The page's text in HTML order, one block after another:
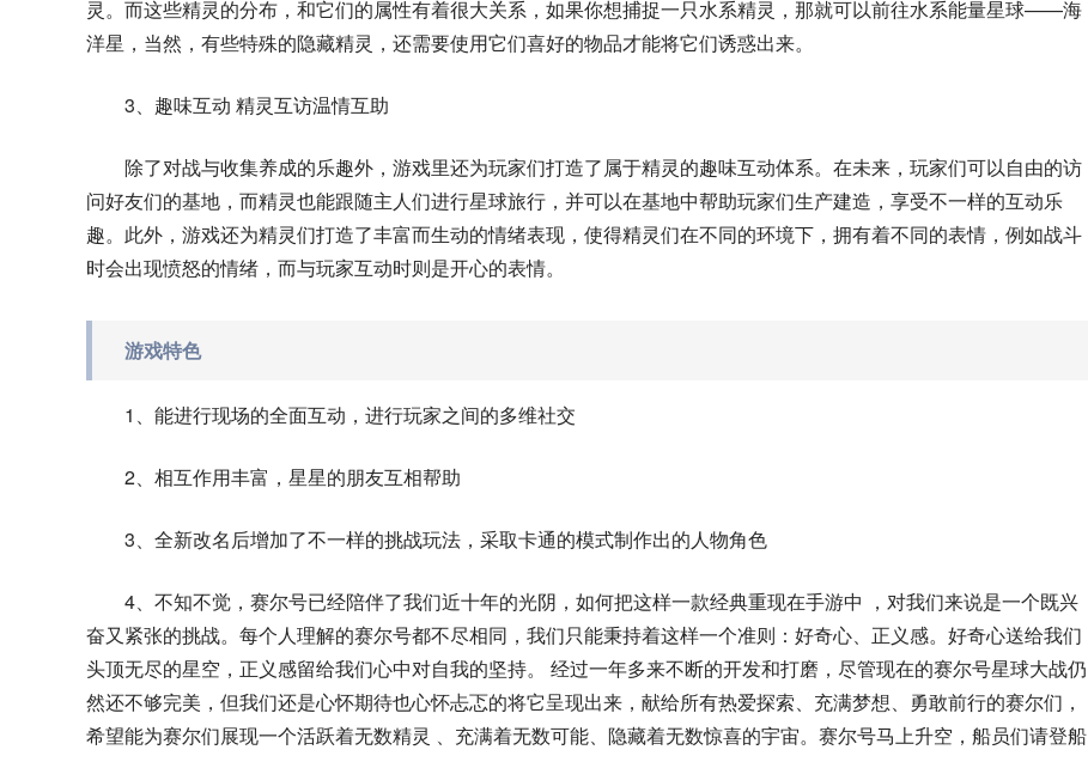
灵。而这些精灵的分布，和它们的属性有着很大关系，如果你想捕捉一只水系精灵，那就可以前往水系能量星球——海
洋星，当然，有些特殊的隐藏精灵，还需要使用它们喜好的物品才能将它们诱惑出来。
3、趣味互动 精灵互访温情互助
除了对战与收集养成的乐趣外，游戏里还为玩家们打造了属于精灵的趣味互动体系。在未来，玩家们可以自由的访
问好友们的基地，而精灵也能跟随主人们进行星球旅行，并可以在基地中帮助玩家们生产建造，享受不一样的互动乐
趣。此外，游戏还为精灵们打造了丰富而生动的情绪表现，使得精灵们在不同的环境下，拥有着不同的表情，例如战斗
时会出现愤怒的情绪，而与玩家互动时则是开心的表情。
游戏特色
1、能进行现场的全面互动，进行玩家之间的多维社交
2、相互作用丰富，星星的朋友互相帮助
3、全新改名后增加了不一样的挑战玩法，采取卡通的模式制作出的人物角色
4、不知不觉，赛尔号已经陪伴了我们近十年的光阴，如何把这样一款经典重现在手游中 ，对我们来说是一个既兴
奋又紧张的挑战。每个人理解的赛尔号都不尽相同，我们只能秉持着这样一个准则：好奇心、正义感。好奇心送给我们
头顶无尽的星空，正义感留给我们心中对自我的坚持。 经过一年多来不断的开发和打磨，尽管现在的赛尔号星球大战仍
然还不够完美，但我们还是心怀期待也心怀忐忑的将它呈现出来，献给所有热爱探索、充满梦想、勇敢前行的赛尔们，
希望能为赛尔们展现一个活跃着无数精灵 、充满着无数可能、隐藏着无数惊喜的宇宙。赛尔号马上升空，船员们请登船